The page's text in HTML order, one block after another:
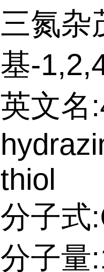
三氮杂
基-
英文名
thiol
分子式
分子量